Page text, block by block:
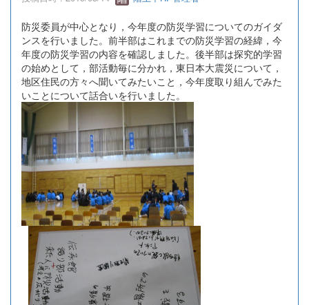
防災委員が中心となり，今年度の防災学習についてのガイダ
ンスを行いました。前半部はこれまでの防災学習の経緯，今
年度の防災学習の内容を確認しました。後半部は探究的学習
の始めとして，部活動毎に分かれ，東日本大震災について，
地区住民の方々へ聞いてみたいこと，今年度取り組んでみた
いことについて話合いを行いました。